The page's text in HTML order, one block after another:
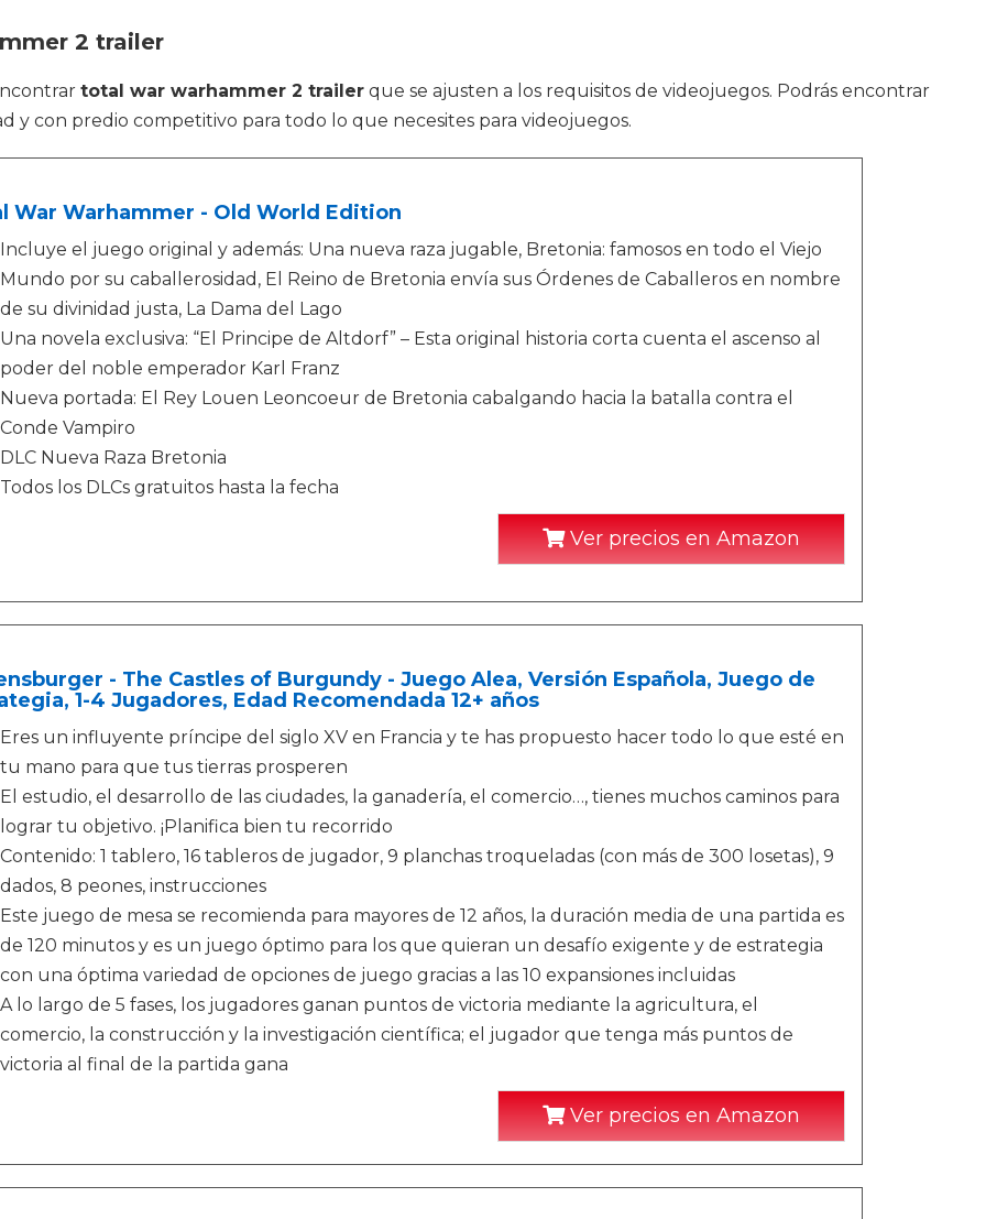
2 trailer
total war warhammer 2 trailer que se ajusten a los requisitos de videojuegos. Podrás encontrar
y con predio competitivo para todo lo que necesites para videojuegos.
War Warhammer - Old World Edition
Incluye el juego original y además: Una nueva raza jugable, Bretonia: famosos en todo el Viejo
Mundo por su caballerosidad, El Reino de Bretonia envía sus Órdenes de Caballeros en nombre
de su divinidad justa, La Dama del Lago
Una novela exclusiva: “El Principe de Altdorf” – Esta original historia corta cuenta el ascenso al
poder del noble emperador Karl Franz
Nueva portada: El Rey Louen Leoncoeur de Bretonia cabalgando hacia la batalla contra el
Conde Vampiro
DLC Nueva Raza Bretonia
Todos los DLCs gratuitos hasta la fecha
Ver precios en Amazon
- The Castles of Burgundy - Juego Alea, Versión Española, Juego de
1-4 Jugadores, Edad Recomendada 12+ años
Eres un influyente príncipe del siglo XV en Francia y te has propuesto hacer todo lo que esté en
tu mano para que tus tierras prosperen
El estudio, el desarrollo de las ciudades, la ganadería, el comercio…, tienes muchos caminos para
lograr tu objetivo. ¡Planifica bien tu recorrido
Contenido: 1 tablero, 16 tableros de jugador, 9 planchas troqueladas (con más de 300 losetas), 9
dados, 8 peones, instrucciones
Este juego de mesa se recomienda para mayores de 12 años, la duración media de una partida es
de 120 minutos y es un juego óptimo para los que quieran un desafío exigente y de estrategia
con una óptima variedad de opciones de juego gracias a las 10 expansiones incluidas
A lo largo de 5 fases, los jugadores ganan puntos de victoria mediante la agricultura, el
comercio, la construcción y la investigación científica; el jugador que tenga más puntos de
victoria al final de la partida gana
Ver precios en Amazon